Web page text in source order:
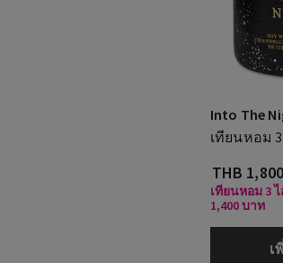
Into The
เทียนหอม
THB
เทียนหอม 3
1,400 บาท
เ